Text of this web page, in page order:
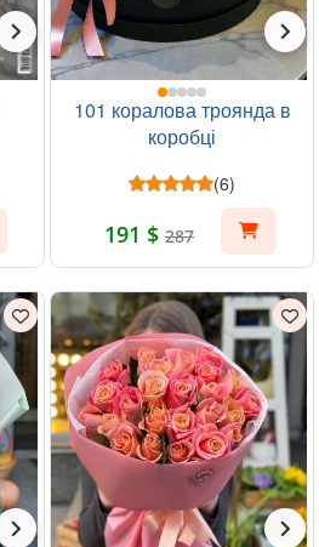
101 коралова троянда в
коробці
(6)
191 $ 287